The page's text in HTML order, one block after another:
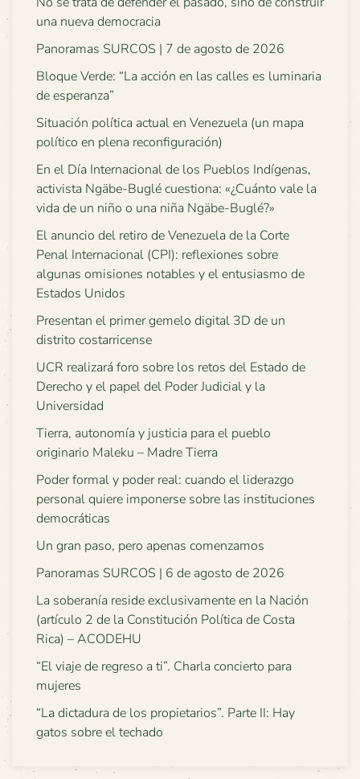
una nueva democracia
Panoramas SURCOS | 7 de agosto de 2026
Bloque Verde: “La acción en las calles es luminaria
de esperanza”
Situación política actual en Venezuela (un mapa
político en plena reconfiguración)
En el Día Internacional de los Pueblos Indígenas,
activista Ngäbe-Buglé cuestiona: «¿Cuánto vale la
vida de un niño o una niña Ngäbe-Buglé?»
El anuncio del retiro de Venezuela de la Corte
Penal Internacional (CPI): reflexiones sobre
algunas omisiones notables y el entusiasmo de
Estados Unidos
Presentan el primer gemelo digital 3D de un
distrito costarricense
UCR realizará foro sobre los retos del Estado de
Derecho y el papel del Poder Judicial y la
Universidad
Tierra, autonomía y justicia para el pueblo
originario Maleku – Madre Tierra
Poder formal y poder real: cuando el liderazgo
personal quiere imponerse sobre las instituciones
democráticas
Un gran paso, pero apenas comenzamos
Panoramas SURCOS | 6 de agosto de 2026
La soberanía reside exclusivamente en la Nación
(artículo 2 de la Constitución Política de Costa
Rica) – ACODEHU
“El viaje de regreso a ti”. Charla concierto para
mujeres
“La dictadura de los propietarios”. Parte II: Hay
gatos sobre el techado